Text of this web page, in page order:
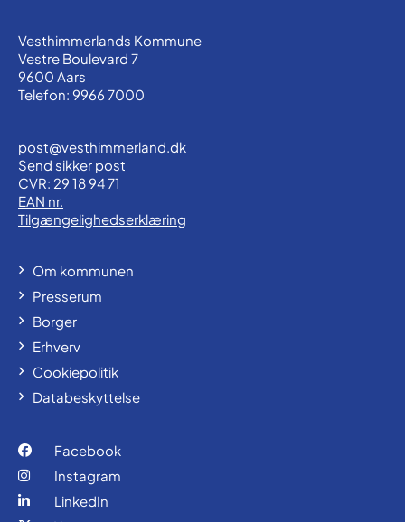
Vesthimmerlands Kommune
Vestre Boulevard 7
9600 Aars
Telefon: 9966 7000
post@vesthimmerland.dk
Send sikker post
CVR: 29 18 94 71
EAN nr.
Tilgængelighedserklæring
Om kommunen
Presserum
Borger
Erhverv
Cookiepolitik
Databeskyttelse
Facebook
Instagram
LinkedIn